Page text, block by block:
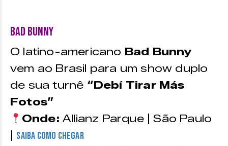
Bad Bunny
O latino-americano Bad Bunny
vem ao Brasil para um show duplo
de sua turnê “Debí Tirar Más
Fotos”
Onde:Allianz Parque | São Paulo
Saiba como chegar